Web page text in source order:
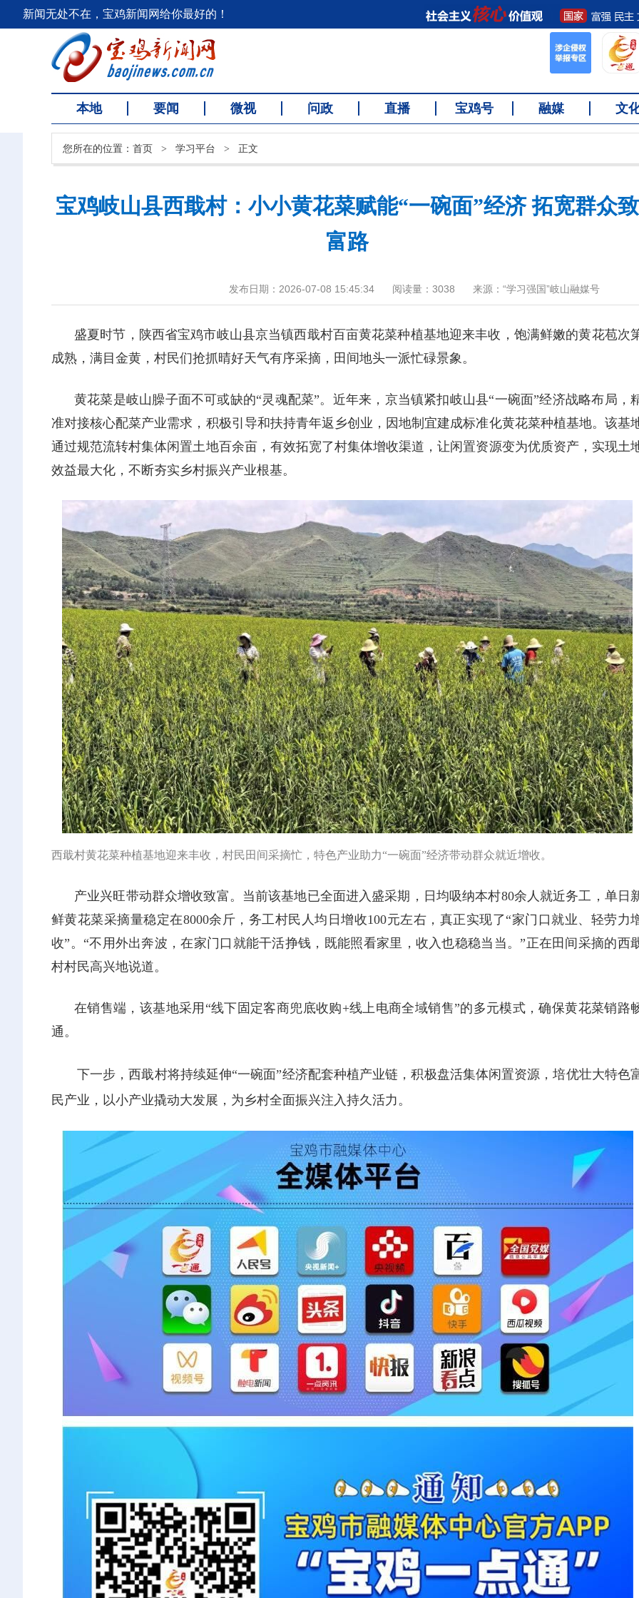
新闻无处不在，宝鸡新闻网给你最好的！
本地 要闻 微视 问政 直播 宝鸡号 融媒 文
您所在的位置： 首页 > 学习平台 > 正文
宝鸡岐山县西戢村：小小黄花菜赋能“一碗面”经济 拓宽群众致
富路
发布日期：2026-07-08 15:45:34 阅读量： 3038 来源：“学习强国”岐山融媒号
盛夏时节，陕西省宝鸡市岐山县京当镇西戢村百亩黄花菜种植基地迎来丰收，饱满鲜嫩的黄花苞次
成熟，满目金黄，村民们抢抓晴好天气有序采摘，田间地头一派忙碌景象。
黄花菜是岐山臊子面不可或缺的“灵魂配菜”。近年来，京当镇紧扣岐山县“一碗面”经济战略布局，
准对接核心配菜产业需求，积极引导和扶持青年返乡创业，因地制宜建成标准化黄花菜种植基地。该基
通过规范流转村集体闲置土地百余亩，有效拓宽了村集体增收渠道，让闲置资源变为优质资产，实现土
效益最大化，不断夯实乡村振兴产业根基。
西戢村黄花菜种植基地迎来丰收，村民田间采摘忙，特色产业助力“一碗面”经济带动群众就近增收。
产业兴旺带动群众增收致富。当前该基地已全面进入盛采期，日均吸纳本村80余人就近务工，单日
鲜黄花菜采摘量稳定在8000余斤，务工村民人均日增收100元左右，真正实现了“家门口就业、轻劳力
收”。“不用外出奔波，在家门口就能干活挣钱，既能照看家里，收入也稳稳当当。”正在田间采摘的西
村村民高兴地说道。
在销售端，该基地采用“线下固定客商兜底收购+线上电商全域销售”的多元模式，确保黄花菜销路
通。
下一步，西戢村将持续延伸“一碗面”经济配套种植产业链，积极盘活集体闲置资源，培优壮大特色
民产业，以小产业撬动大发展，为乡村全面振兴注入持久活力。